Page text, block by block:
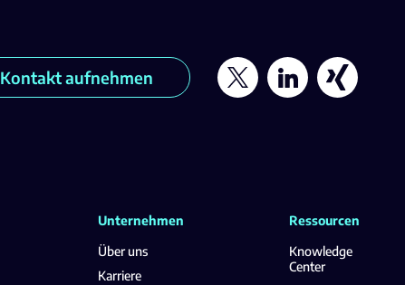
Kontakt aufnehmen
Unternehmen
Über uns
Karriere
Ressourcen
Knowledge
Center